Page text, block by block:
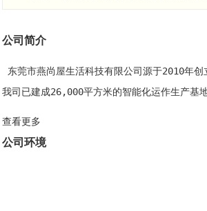
公司简介
东莞市燕尚屋生活科技有限公司源于2010年
查看更多
公司环境